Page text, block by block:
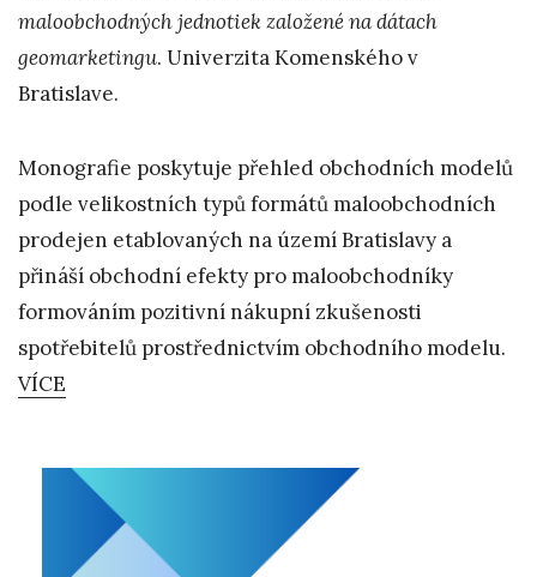
maloobchodných jednotiek založené na dátach
geomarketingu. Univerzita Komenského v
Bratislave.
Monografie poskytuje přehled obchodních modelů
podle velikostních typů formátů maloobchodních
prodejen etablovaných na území Bratislavy a
přináší obchodní efekty pro maloobchodníky
formováním pozitivní nákupní zkušenosti
spotřebitelů prostřednictvím obchodního modelu.
VÍCE